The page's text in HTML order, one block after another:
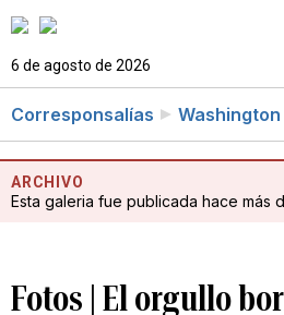
6 de agosto de 2026
Corresponsalías Washington
ARCHIVO
Esta galeria fue publicada hace más
Fotos | El orgullo